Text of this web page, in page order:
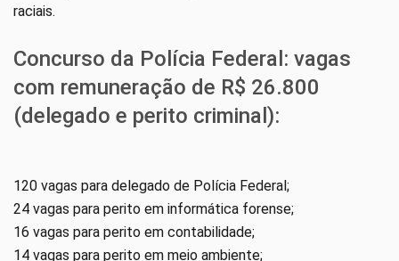
raciais.
Concurso da Polícia Federal: vagas
com remuneração de R$ 26.800
(delegado e perito criminal):
120 vagas para delegado de Polícia Federal;
24 vagas para perito em informática forense;
16 vagas para perito em contabilidade;
14 vagas para perito em meio ambiente;